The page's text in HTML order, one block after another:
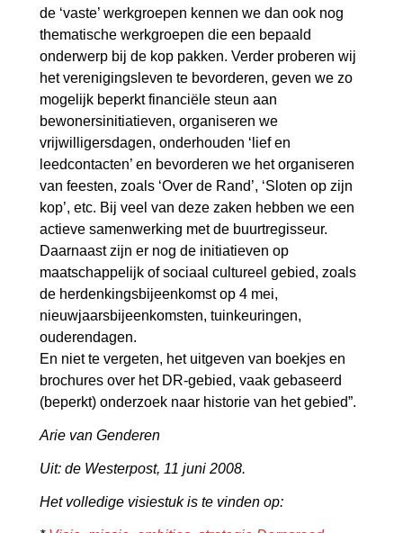
de ‘vaste’ werkgroepen kennen we dan ook nog
thematische werkgroepen die een bepaald
onderwerp bij de kop pakken. Verder proberen wij
het verenigingsleven te bevorderen, geven we zo
mogelijk beperkt financiële steun aan
bewonersinitiatieven, organiseren we
vrijwilligersdagen, onderhouden ‘lief en
leedcontacten’ en bevorderen we het organiseren
van feesten, zoals ‘Over de Rand’, ‘Sloten op zijn
kop’, etc. Bij veel van deze zaken hebben we een
actieve samenwerking met de buurtregisseur.
Daarnaast zijn er nog de initiatieven op
maatschappelijk of sociaal cultureel gebied, zoals
de herdenkingsbijeenkomst op 4 mei,
nieuwjaarsbijeenkomsten, tuinkeuringen,
ouderendagen.
En niet te vergeten, het uitgeven van boekjes en
brochures over het DR-gebied, vaak gebaseerd
(beperkt) onderzoek naar historie van het gebied”.
Arie van Genderen
Uit: de Westerpost, 11 juni 2008.
Het volledige visiestuk is te vinden op: